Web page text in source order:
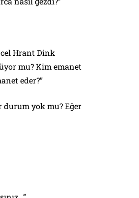
Hrant Dink
mu? Kim emanet
eder?”
durum yok mu? Eğer